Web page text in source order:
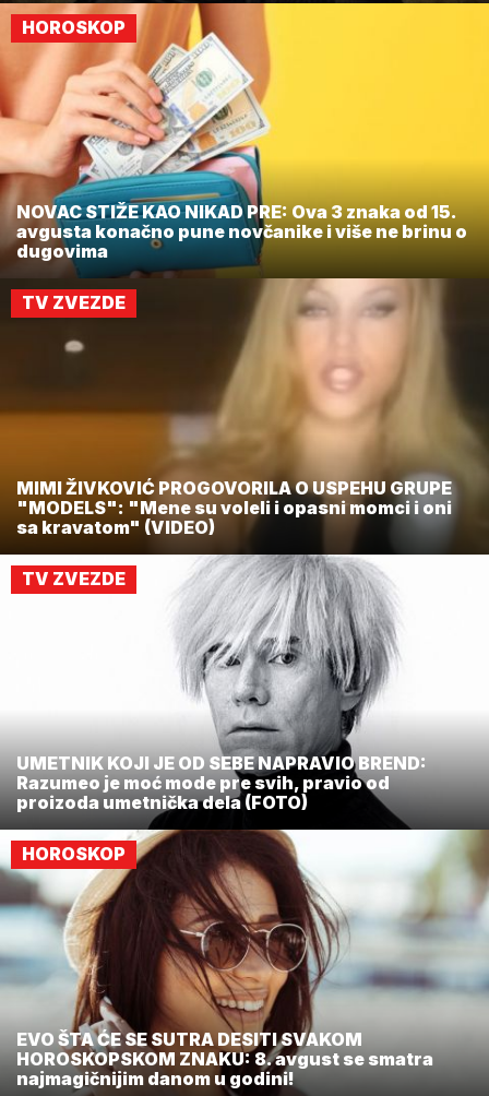
HOROSKOP
NOVAC STIŽE KAO NIKAD PRE: Ova 3 znaka od 15.
avgusta konačno pune novčanike i više ne brinu o
dugovima
TV ZVEZDE
MIMI ŽIVKOVIĆ PROGOVORILA O USPEHU GRUPE
"MODELS": "Mene su voleli i opasni momci i oni
sa kravatom" (VIDEO)
TV ZVEZDE
UMETNIK KOJI JE OD SEBE NAPRAVIO BREND:
Razumeo je moć mode pre svih, pravio od
proizoda umetnička dela (FOTO)
HOROSKOP
EVO ŠTA ĆE SE SUTRA DESITI SVAKOM
HOROSKOPSKOM ZNAKU: 8. avgust se smatra
najmagičnijim danom u godini!